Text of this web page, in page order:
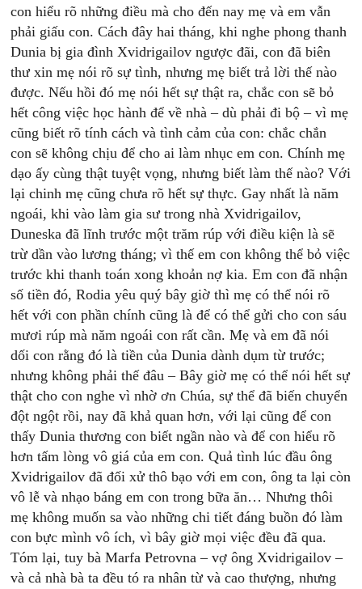
con hiểu rõ những điều mà cho đến nay mẹ và em vẫn
phải giấu con. Cách đây hai tháng, khi nghe phong thanh
Dunia bị gia đình Xvidrigailov ngược đãi, con đã biên
thư xin mẹ nói rõ sự tình, nhưng mẹ biết trả lời thế nào
được. Nếu hồi đó mẹ nói hết sự thật ra, chắc con sẽ bỏ
hết công việc học hành để về nhà – dù phải đi bộ – vì mẹ
cũng biết rõ tính cách và tình cảm của con: chắc chắn
con sẽ không chịu để cho ai làm nhục em con. Chính mẹ
dạo ấy cùng thật tuyệt vọng, nhưng biết làm thế nào? Với
lại chinh mẹ cũng chưa rõ hết sự thực. Gay nhất là năm
ngoái, khi vào làm gia sư trong nhà Xvidrigailov,
Duneska đã lĩnh trước một trăm rúp với điều kiện là sẽ
trừ dần vào lương tháng; vì thế em con không thể bỏ việc
trước khi thanh toán xong khoản nợ kia. Em con đã nhận
số tiền đó, Rodia yêu quý bây giờ thì mẹ có thể nói rõ
hết với con phần chính cũng là để có thể gửi cho con sáu
mươi rúp mà năm ngoái con rất cần. Mẹ và em đã nói
dối con rằng đó là tiền của Dunia dành dụm từ trước;
nhưng không phải thế đâu – Bây giờ mẹ có thể nói hết sự
thật cho con nghe vì nhờ ơn Chúa, sự thể đã biến chuyển
đột ngột rồi, nay đã khả quan hơn, với lại cũng để con
thấy Dunia thương con biết ngần nào và để con hiểu rõ
hơn tấm lòng vô giá của em con. Quả tình lúc đầu ông
Xvidrigailov đã đối xử thô bạo với em con, ông ta lại còn
vô lễ và nhạo báng em con trong bữa ăn… Nhưng thôi
mẹ không muốn sa vào những chi tiết đáng buồn đó làm
con bực mình vô ích, vì bây giờ mọi việc đều đã qua.
Tóm lại, tuy bà Marfa Petrovna – vợ ông Xvidrigailov –
và cả nhà bà ta đều tó ra nhân từ và cao thượng, nhưng